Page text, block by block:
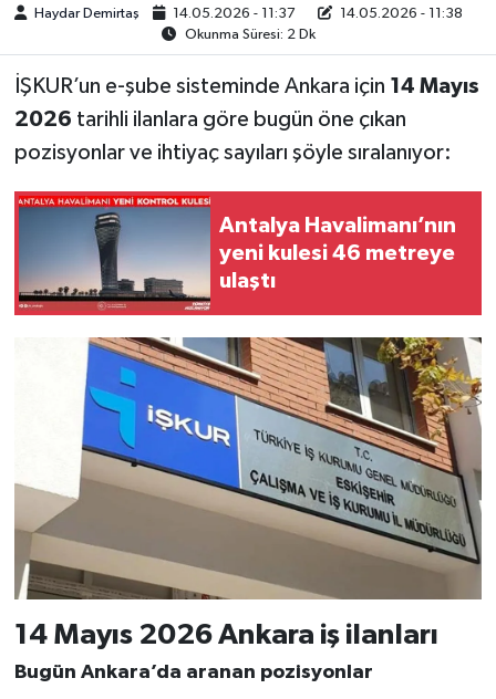
Haydar Demirtaş 14.05.2026 - 11:37
14.05.2026 - 11:38
Okunma Süresi: 2 Dk
İŞKUR’un e-şube sisteminde Ankara için 14 Mayıs
2026 tarihli ilanlara göre bugün öne çıkan
pozisyonlar ve ihtiyaç sayıları şöyle sıralanıyor:
Antalya Havalimanı’nın
yeni kulesi 46 metreye
ulaştı
14 Mayıs 2026 Ankara iş ilanları
Bugün Ankara’da aranan pozisyonlar